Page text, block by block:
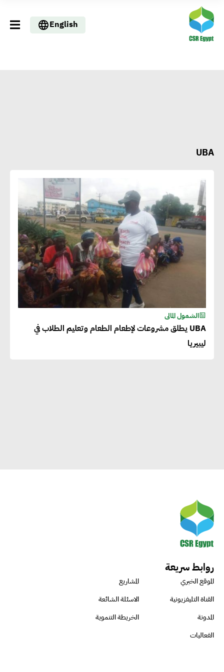
English
UBA
الشمول المالى
UBA يطلق مشروعات لإطعام الطعام وتعليم الطلاب في
ليبيريا
روابط سريعة
الموقع الخبري
المشاريع
القناة التليفزيونية
الاسئلة الشائعة
المدونة
الخريطة التنموية
الفعاليات